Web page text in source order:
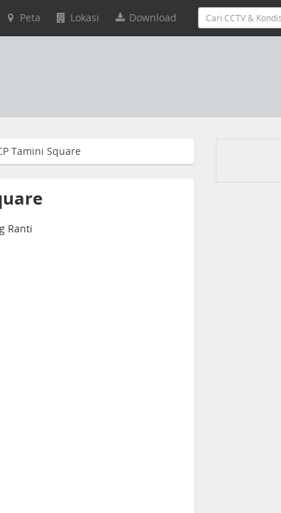
Peta Lokasi Download
Tamini Square
Ranti